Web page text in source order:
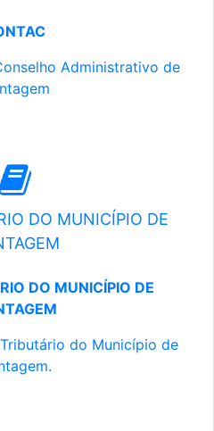
Administrativo de
DO MUNICÍPIO DE
DO MUNICÍPIO DE
do Município de